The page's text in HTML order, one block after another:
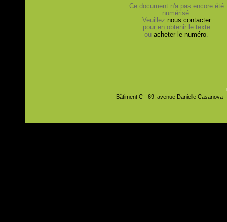
Ce document n'a pas encore été
numérisé.
Veuillez nous contacter
pour en obtenir le texte
ouacheter le numéro.
Bâtiment C - 69, avenue Danielle